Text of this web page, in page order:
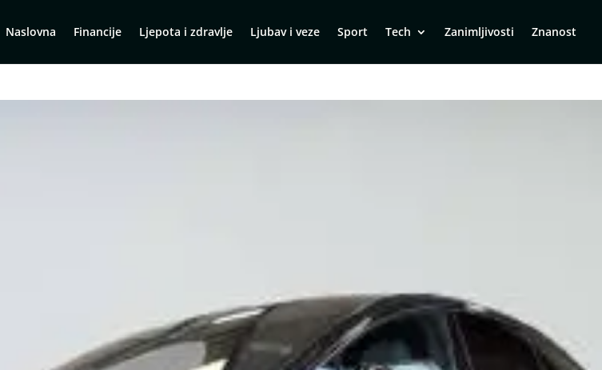
Naslovna Financije Ljepota i zdravlje Ljubav i veze Sport Tech Zanimljivosti Znanost